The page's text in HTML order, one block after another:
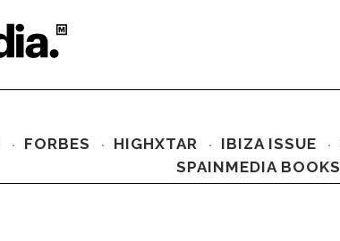
FORBES HIGHXTAR IBIZA ISSUE
SPAINMEDIA BOOKS